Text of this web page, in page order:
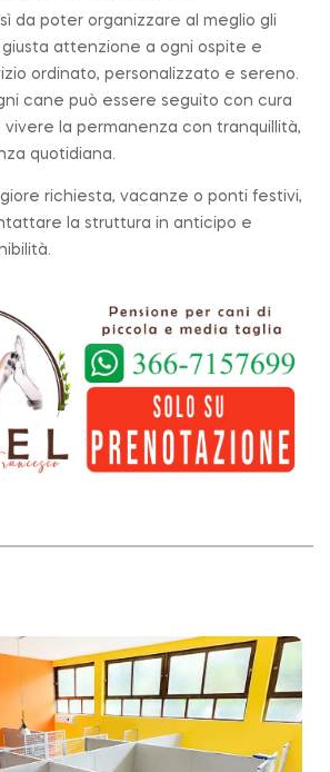
da poter organizzare al meglio gli
giusta attenzione a ogni ospite e
ordinato, personalizzato e sereno.
cane può essere seguito con cura
vivere la permanenza con tranquillità,
quotidiana.
richiesta, vacanze o ponti festivi,
la struttura in anticipo e